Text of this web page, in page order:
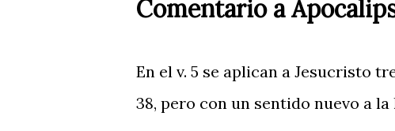
Comentario a
En el v. 5 se aplican a Jesucristo
38, pero con un sentido nuevo a